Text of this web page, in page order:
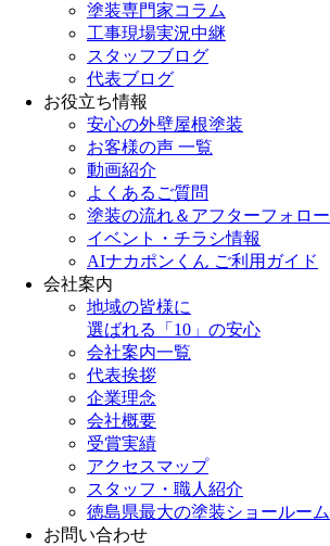
塗装専門家コラム
工事現場実況中継
スタッフブログ
代表ブログ
お役立ち情報
安心の外壁屋根塗装
お客様の声 一覧
動画紹介
よくあるご質問
塗装の流れ＆アフターフォロー
イベント・チラシ情報
AIナカポンくん ご利用ガイド
会社案内
地域の皆様に
選ばれる「10」の安心
会社案内一覧
代表挨拶
企業理念
会社概要
受賞実績
アクセスマップ
スタッフ・職人紹介
徳島県最大の塗装ショールーム
お問い合わせ